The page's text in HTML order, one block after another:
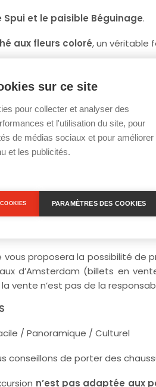
Spui et le paisible Béguinage.
aux fleurs coloré, un véritable
votre temps en ville, nous
bus. Après cette expérience
ou d’Ijmuiden pour vous dire au
que cette excursion vous
vous proposera la possibilité de
d’Amsterdam (billets en
vente n’est pas de la
/ Panoramique / Culturel
conseillons de porter des
n’est pas adaptée aux
sur ce site
pour collecter et analyser des
et l'utilisation du site, pour
de médias sociaux et pour améliorer
et les publicités.
PARAMÈTRES DES COOKIES